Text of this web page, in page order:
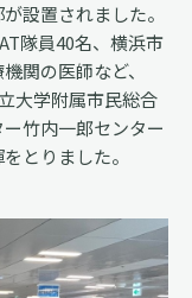
設置されました。
隊員40名、横浜市
関の医師など、
大学附属市民総合
竹内一郎センター
とりました。